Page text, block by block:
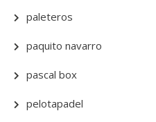
paleteros
paquito navarro
pascal box
pelotapadel